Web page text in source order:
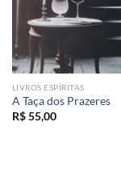
LIVROS ESPÍRITAS
A Taça dos Prazeres
R$55,00